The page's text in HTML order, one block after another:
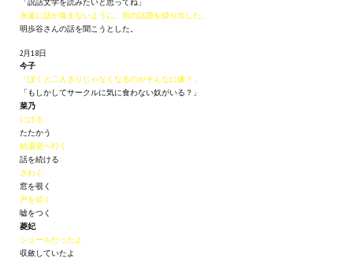
Немного героев меча и магии
Расширенная версия Х3
REBalance
Работы Kuroneko
Doom 3 Remaster Fan Edition
X2 - The Threat Remaster Fan Edition
Quake III Arena Remaster Fan Edition
Star Trek Voyager Elite Force Remaster Fan Edition
永遠に話が進まないように、別の話題を繰り出した。
明歩谷さんの話を聞こうとした。
2月18日
今子
「ぼくと二人きりじゃなくなるのがそんなに嫌？」
「もしかしてサークルに気に食わない奴がいる？」
菜乃
にげる
たたかう
給湯室へ行く
話を続ける
さわぐ
窓を覗く
戸を叩く
嘘をつく
菱妃
シュールだったよ
収斂していたよ